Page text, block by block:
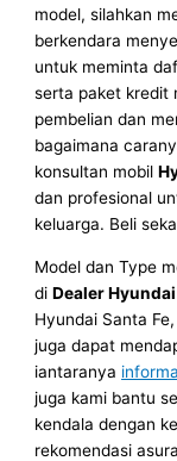
model, silahkan
berkendara
untuk meminta
serta paket kredit
pembelian dan
bagaimana
konsultan mobil
dan profesional
keluarga. Beli
Model dan Type
diDealer
Hyundai Santa
juga dapat
iantaranya
juga kami bantu
kendala dengan
rekomendasi